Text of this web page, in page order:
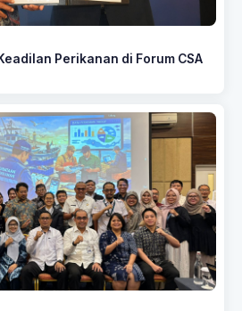
Perikanan di Forum CSA